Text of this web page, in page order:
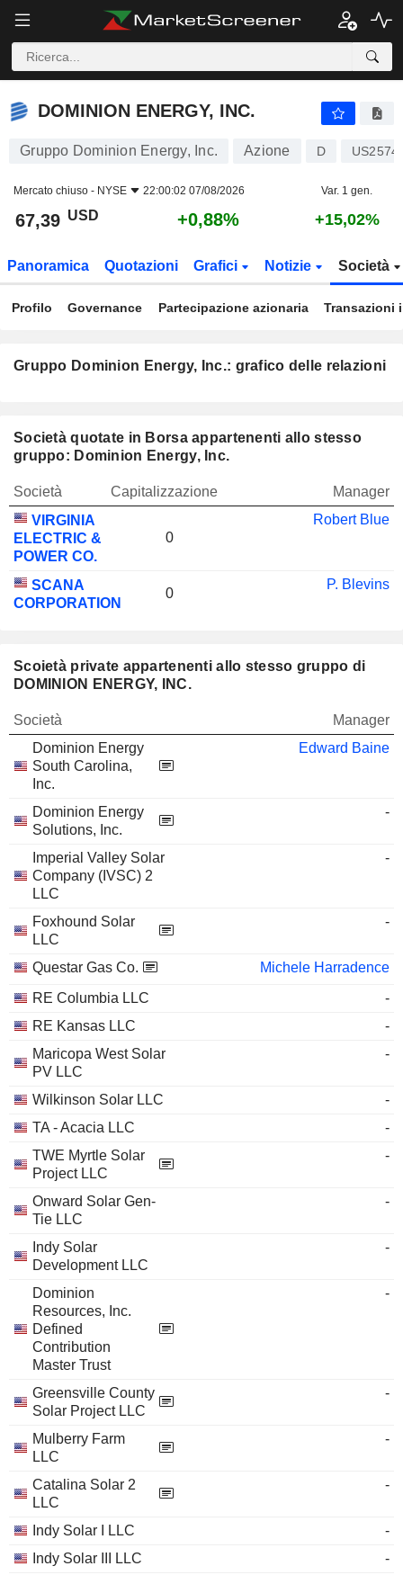
DOMINION ENERGY, INC.
DOMINION ENERGY, INC.
Gruppo Dominion Energy, Inc. Azione D
Mercato chiuso - NYSE 22:00:02 07/08/2026 Var. 1 gen.
67,39 USD +0,88% +15,02%
Panoramica Quotazioni Grafici Notizie Società
Profilo Governance Partecipazione azionaria Transazioni
Gruppo Dominion Energy, Inc.: grafico delle relazioni
Società quotate in Borsa appartenenti allo stesso
gruppo: Dominion Energy, Inc.
Società Capitalizzazione
Manager
VIRGINIA
ELECTRIC &
POWER CO.
0
Robert Blue
SCANA
CORPORATION
0
P. Blevins
Scoietà private appartenenti allo stesso gruppo di
DOMINION ENERGY, INC.
Società
Manager
Dominion Energy
South Carolina,
Inc.
Edward Baine
Dominion Energy
Solutions, Inc.
-
Imperial Valley Solar
Company (IVSC) 2
LLC
-
Foxhound Solar
LLC
-
Questar Gas Co.
Michele Harradence
RE Columbia LLC
-
RE Kansas LLC
-
Maricopa West Solar
PV LLC
-
Wilkinson Solar LLC
-
TA - Acacia LLC
-
TWE Myrtle Solar
Project LLC
-
Onward Solar Gen-
Tie LLC
-
Indy Solar
Development LLC
-
Dominion
Resources, Inc.
Defined
Contribution
Master Trust
-
Greensville County
Solar Project LLC
-
Mulberry Farm
LLC
-
Catalina Solar 2
LLC
-
Indy Solar I LLC
-
Indy Solar III LLC
-